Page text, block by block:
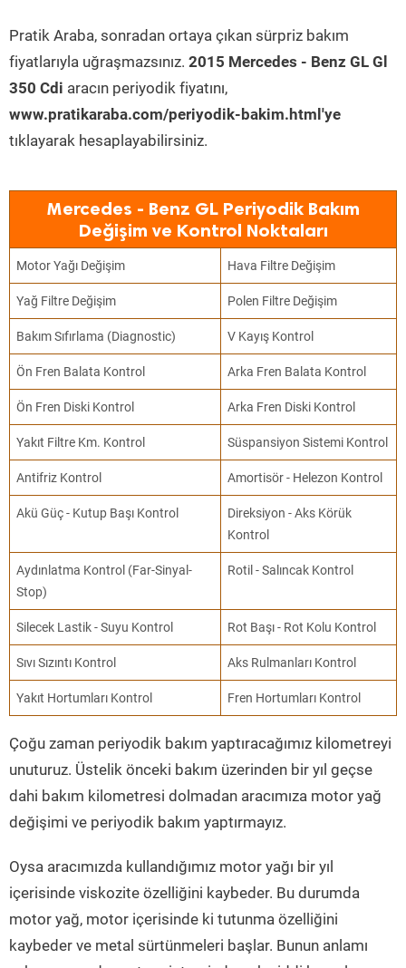
Pratik Araba, sonradan ortaya çıkan sürpriz bakım
fiyatlarıyla uğraşmazsınız. 2015 Mercedes - Benz GL Gl
350 Cdi aracın periyodik fiyatını,
www.pratikaraba.com/periyodik-bakim.html'ye
tıklayarak hesaplayabilirsiniz.
Mercedes - Benz GL Periyodik Bakım
Değişim ve Kontrol Noktaları
Motor Yağı Değişim Hava Filtre Değişim
Yağ Filtre Değişim Polen Filtre Değişim
Bakım Sıfırlama (Diagnostic) V Kayış Kontrol
Ön Fren Balata Kontrol Arka Fren Balata Kontrol
Ön Fren Diski Kontrol Arka Fren Diski Kontrol
Yakıt Filtre Km. Kontrol Süspansiyon Sistemi Kontrol
Antifriz Kontrol Amortisör - Helezon Kontrol
Akü Güç - Kutup Başı Kontrol
Direksiyon - Aks Körük
Kontrol
Aydınlatma Kontrol (Far-Sinyal-
Stop)
Rotil - Salıncak Kontrol
Silecek Lastik - Suyu Kontrol Rot Başı - Rot Kolu Kontrol
Sıvı Sızıntı Kontrol Aks Rulmanları Kontrol
Yakıt Hortumları Kontrol Fren Hortumları Kontrol
Çoğu zaman periyodik bakım yaptıracağımız kilometreyi
unuturuz. Üstelik önceki bakım üzerinden bir yıl geçse
dahi bakım kilometresi dolmadan aracımıza motor yağ
değişimi ve periyodik bakım yaptırmayız.
Oysa aracımızda kullandığımız motor yağı bir yıl
içerisinde viskozite özelliğini kaybeder. Bu durumda
motor yağ, motor içerisinde ki tutunma özelliğini
kaybeder ve metal sürtünmeleri başlar. Bunun anlamı